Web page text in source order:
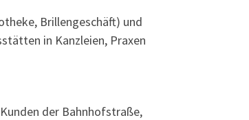
Brillengeschäft) und
in Kanzleien, Praxen
der Bahnhofstraße,